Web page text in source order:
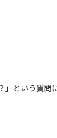
という質